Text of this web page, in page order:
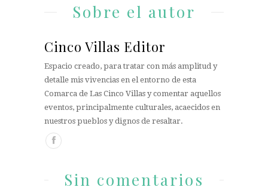
Sobre el autor
Cinco Villas Editor
Espacio creado, para tratar con más amplitud y
detalle mis vivencias en el entorno de esta
Comarca de Las Cinco Villas y comentar aquellos
eventos, principalmente culturales, acaecidos en
nuestros pueblos y dignos de resaltar.
Sin comentarios